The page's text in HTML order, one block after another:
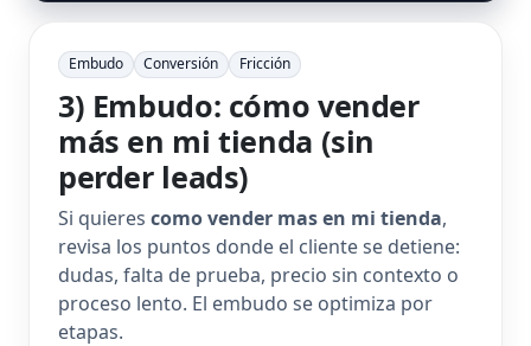
Embudo Conversión Fricción
3) Embudo: cómo vender
más en mi tienda (sin
perder leads)
Si quieres como vender mas en mi tienda,
revisa los puntos donde el cliente se detiene:
dudas, falta de prueba, precio sin contexto o
proceso lento. El embudo se optimiza por
etapas.